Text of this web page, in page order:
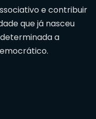
e contribuir
que já nasceu
a